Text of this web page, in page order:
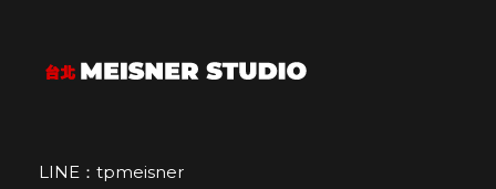
LINE：tpmeisner